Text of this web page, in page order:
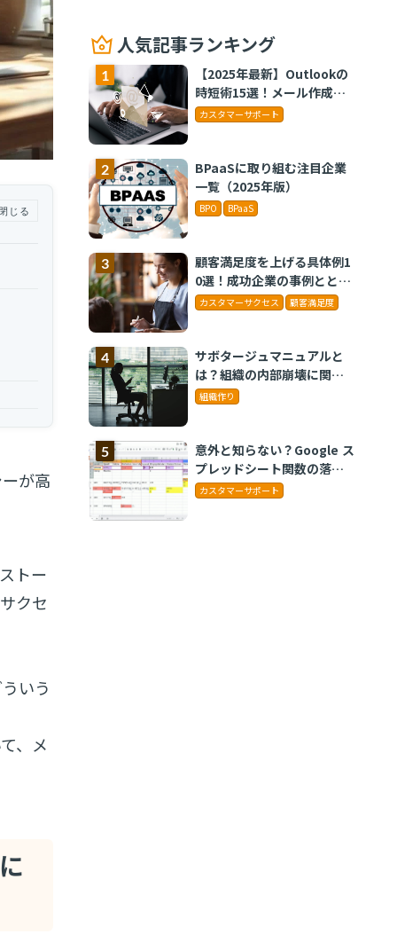
じる
が高
トー
クセ
いう
、メ
人気記事ランキング
【2025年最新】Outlookの
時短術15選！メール作成や
タスク管理のテクニックを
カスタマーサポート
BPaaSに取り組む注目企業
一覧（2025年版）
BPO BPaaS
顧客満足度を上げる具体例1
0選！成功企業の事例ととも
に解説
カスタマーサクセス 顧客満足度
サボタージュマニュアルと
は？組織の内部崩壊に関す
るバイブル
組織作り
意外と知らない？Google ス
プレッドシート関数の落と
し穴 ～集計作業を効率化
カスタマーサポート